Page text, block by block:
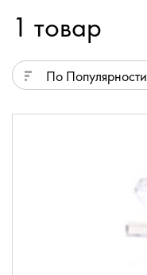
1 товар
По Популярности